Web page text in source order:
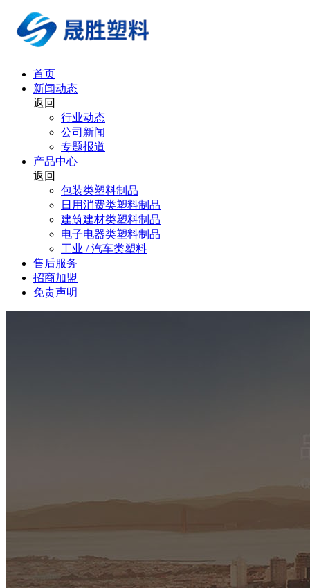
首页
新闻动态
返回
行业动态
公司新闻
专题报道
产品中心
返回
包装类塑料制品
日用消费类塑料制品
建筑建材类塑料制品
电子电器类塑料制品
工业 / 汽车类塑料
售后服务
招商加盟
免责声明